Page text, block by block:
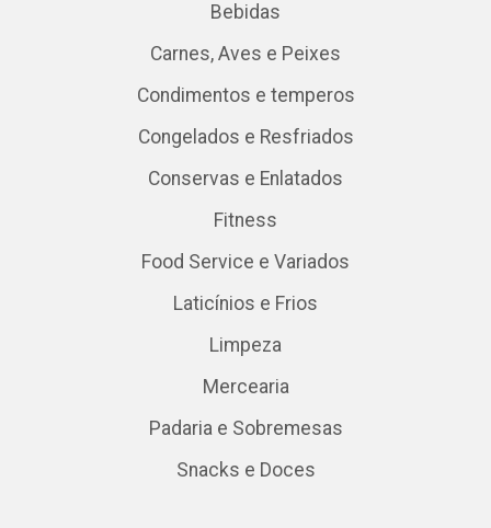
Bebidas
Carnes, Aves e Peixes
Condimentos e temperos
Congelados e Resfriados
Conservas e Enlatados
Fitness
Food Service e Variados
Laticínios e Frios
Limpeza
Mercearia
Padaria e Sobremesas
Snacks e Doces